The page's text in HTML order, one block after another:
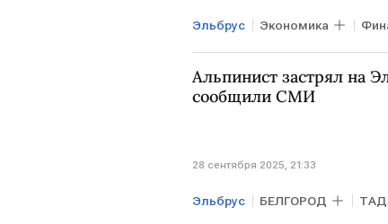
Эльбрус Экономика
Альпинист застрял на
сообщили СМИ
28 сентября 2025, 21:33
Эльбрус БЕЛГОРОД